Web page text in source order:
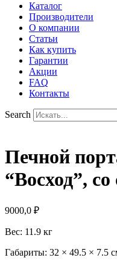
Каталог
Производители
О компании
Статьи
Как купить
Гарантии
Акции
FAQ
Контакты
Search
Печной
“Восход”,
9000,0 ₽
Вес: 11.9 кг
Габариты: 32 × 49.5 × 7.5